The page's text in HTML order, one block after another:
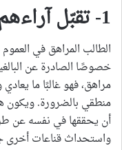
1- تقبّل آراءهم
الطالب المراهق في
خصوصًا الصادرة عن
مراهق، فهو غالبًا ما
منطقي بالضرورة. ويكون
أن يحققها في نفسه عن
واستحداث قناعات أخرى